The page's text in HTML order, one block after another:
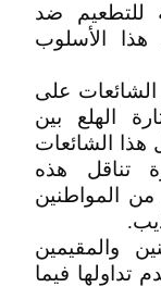
للتطعيم ضد
هذا الأسلوب
على
الهلع بين
هذا الشائعات
تناقل هذه
من المواطنين
والمقيمين
تداولها فيما